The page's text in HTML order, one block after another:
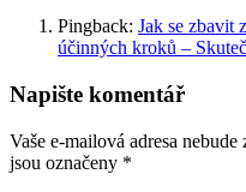
Pingback: Jak se zbavit
účinných kroků –
Napište komentář
Vaše e-mailová adresa nebude
jsou označeny *